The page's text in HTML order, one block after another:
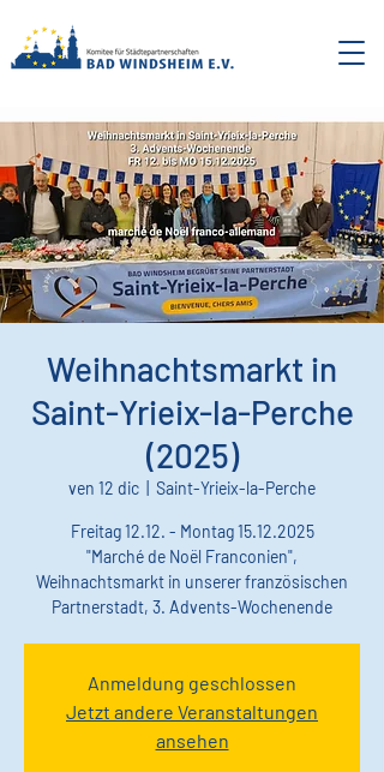
Weihnachtsmarkt in
Saint-Yrieix-la-Perche
(2025)
ven 12 dic Saint-Yrieix-la-Perche
Freitag 12.12. - Montag 15.12.2025
"Marché de Noël Franconien",
Weihnachtsmarkt in unserer französischen
Partnerstadt, 3. Advents-Wochenende
Anmeldung geschlossen
Jetzt andere Veranstaltungen
ansehen